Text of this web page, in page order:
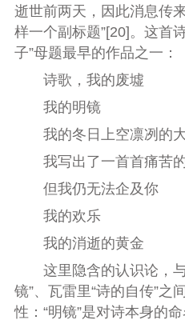
逝世前两天，因此消息传
样一个副标题”[20]。这首
子”母题最早的作品之一：
诗歌，我的废墟
我的明镜
我的冬日上空凛冽的
我写出了一首首痛苦
但我仍无法企及你
我的欢乐
我的消逝的黄金
这里隐含的认识论，与
镜”、瓦雷里“诗的自传”之
性：“明镜”是对诗本身的